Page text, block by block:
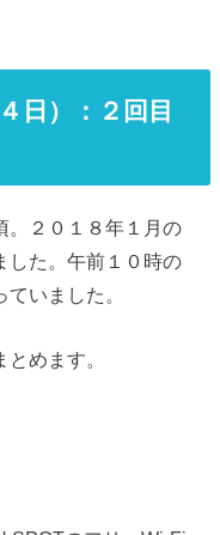
日）：２回目
。２０１８年１月の
した。午前１０時の
いました。
めます。